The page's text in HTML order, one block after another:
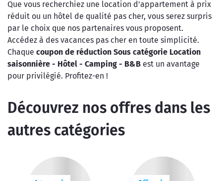
Que vous recherchiez une location d'appartement à prix
réduit ou un hôtel de qualité pas cher, vous serez surpris
par le choix que nos partenaires vous proposent.
Accédez à des vacances pas cher en toute simplicité.
Chaque coupon de réduction Sous catégorie Location
saisonnière - Hôtel - Camping - B&B est un avantage
pour privilégié. Profitez-en !
Découvrez nos offres dans les
autres catégories